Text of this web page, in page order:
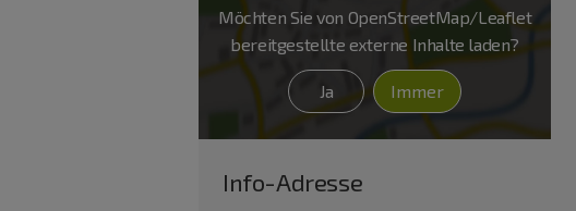
Möchten Sie von OpenStreetMap/Leaflet
bereitgestellte externe Inhalte laden?
Ja Immer
Info-Adresse